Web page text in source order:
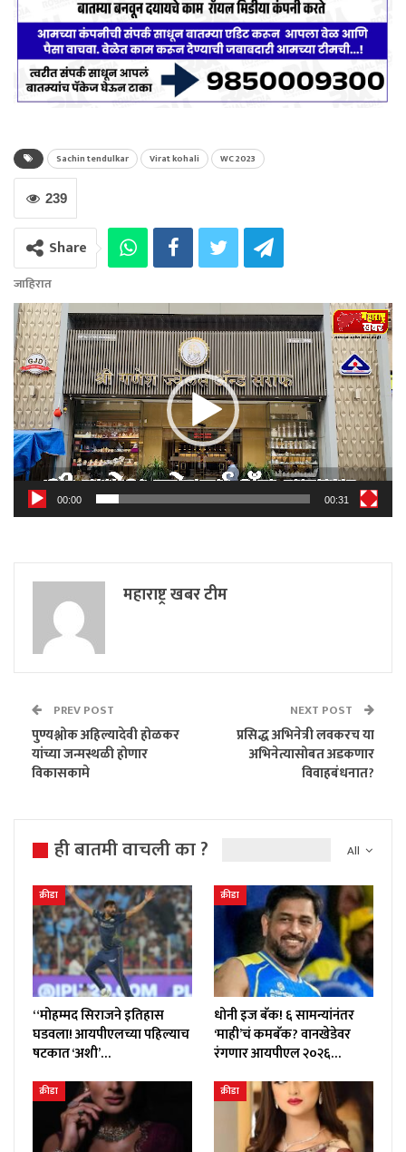
Sachin tendulkar Virat kohali WC 2023
239
Share
जाहिरात
Video
Player
00:00 00:31
महाराष्ट्र खबर टीम
PREV POST
पुण्यश्लोक अहिल्यादेवी होळकर
यांच्या जन्मस्थळी होणार
विकासकामे
NEXT POST
प्रसिद्ध अभिनेत्री लवकरच या
अभिनेत्यासोबत अडकणार
विवाहबंधनात?
All
ही बातमी वाचली का ?
क्रीडा
“मोहम्मद सिराजने इतिहास
घडवला! आयपीएलच्या पहिल्याच
षटकात ‘अशी’…
क्रीडा
धोनी इज बॅक! ६ सामन्यांनंतर
‘माही’चं कमबॅक? वानखेडेवर
रंगणार आयपीएल २०२६…
क्रीडा क्रीडा